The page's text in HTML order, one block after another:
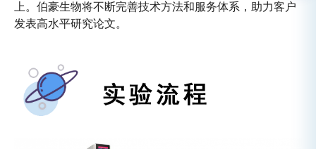
上。伯豪生物将不断完善技术方法和服务体系，助力客户
发表高水平研究论文。